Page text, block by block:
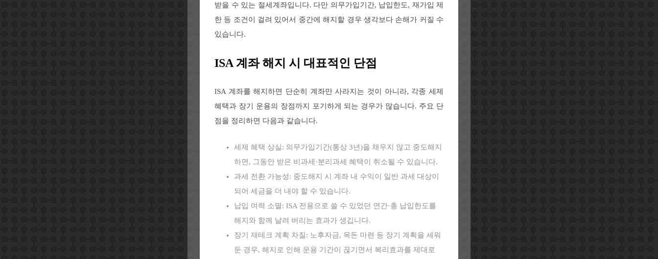
받을 수 있는 절세계좌입니다. 다만 의무가입기간, 납입한도, 재가입 제
한 등 조건이 걸려 있어서 중간에 해지할 경우 생각보다 손해가 커질 수
있습니다.
ISA 계좌 해지 시 대표적인 단점
ISA 계좌를 해지하면 단순히 계좌만 사라지는 것이 아니라, 각종 세제
혜택과 장기 운용의 장점까지 포기하게 되는 경우가 많습니다. 주요 단
점을 정리하면 다음과 같습니다.
세제 혜택 상실: 의무가입기간(통상 3년)을 채우지 않고 중도해지
하면, 그동안 받은 비과세·분리과세 혜택이 취소될 수 있습니다.
과세 전환 가능성: 중도해지 시 계좌 내 수익이 일반 과세 대상이
되어 세금을 더 내야 할 수 있습니다.
납입 여력 소멸: ISA 전용으로 쓸 수 있었던 연간·총 납입한도를
해지와 함께 날려 버리는 효과가 생깁니다.
장기 재테크 계획 차질: 노후자금, 목돈 마련 등 장기 계획을 세워
둔 경우, 해지로 인해 운용 기간이 끊기면서 복리효과를 제대로